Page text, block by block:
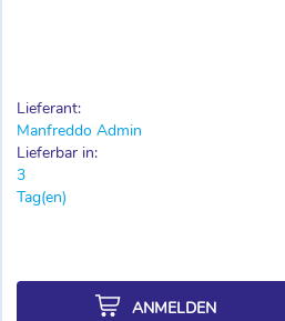
Lieferant:
Manfreddo Admin
Lieferbar in:
3
Tag(en)
ANMELDEN